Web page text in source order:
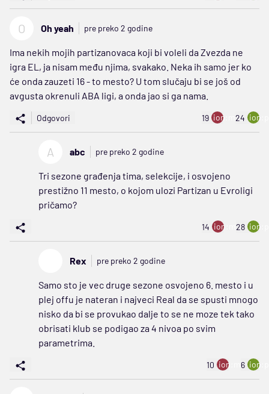
O Oh yeah pre preko 2 godine
Ima nekih mojih partizanovaca koji bi voleli da Zvezda ne
igra EL, ja nisam među njima, svakako. Neka ih samo jer ko
će onda zauzeti 16 - to mesto? U tom slučaju bi se još od
avgusta okrenuli ABA ligi, a onda jao si ga nama.
Odgovori 19 ion:minus
24
A abc pre preko 2 godine
Tri sezone građenja tima, selekcije, i osvojeno
prestižno 11 mesto, o kojom ulozi Partizan u Evroligi
pričamo?
14 ion:minus
28
Rex pre preko 2 godine
Samo sto je vec druge sezone osvojeno 6. mesto i u
plej offu je nateran i najveci Real da se spusti mnogo
nisko da bi se provukao dalje to se ne moze tek tako
obrisati klub se podigao za 4 nivoa po svim
parametrima.
10 ion:minus
6